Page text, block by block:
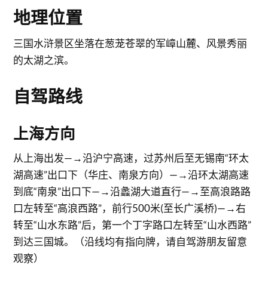
地理位置
三国水浒景区坐落在葱茏苍翠的军嶂山麓、风景秀丽
的太湖之滨。
自驾路线
上海方向
从上海出发—→沿沪宁高速，过苏州后至无锡南“环太
湖高速”出口下（华庄、南泉方向）—→沿环太湖高速
到底“南泉”出口下—→沿蠡湖大道直行—→至高浪路路
口左转至“高浪西路”，前行500米(至长广溪桥)—→右
转至“山水东路”后，第一个丁字路口左转至“山水西路”
到达三国城。（沿线均有指向牌，请自驾游朋友留意
观察）